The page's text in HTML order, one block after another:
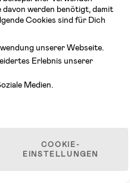
2 VERFÜGBAR
(0)
KMCarpets Stripe Decke
davon werden benötigt, damit
Cookies sind für Dich
unserer Webseite.
Erlebnis unserer
Medien.
COOKIE-
EINSTELLUNGEN